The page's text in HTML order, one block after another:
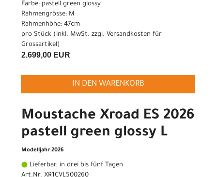
Farbe: pastell green glossy
Rahmengrösse: M
Rahmenhöhe: 47cm
pro Stück (inkl. MwSt. zzgl. Versandkosten für
Grossartikel)
2.699,00 EUR
IN DEN WARENKORB
Moustache Xroad ES 2026
pastell green glossy L
Modelljahr 2026
Lieferbar, in drei bis fünf Tagen
Art.Nr. XR1CVL500260